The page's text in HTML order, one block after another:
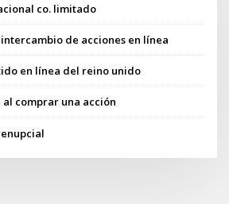
co. limitado
de acciones en línea
en línea del reino unido
comprar una acción